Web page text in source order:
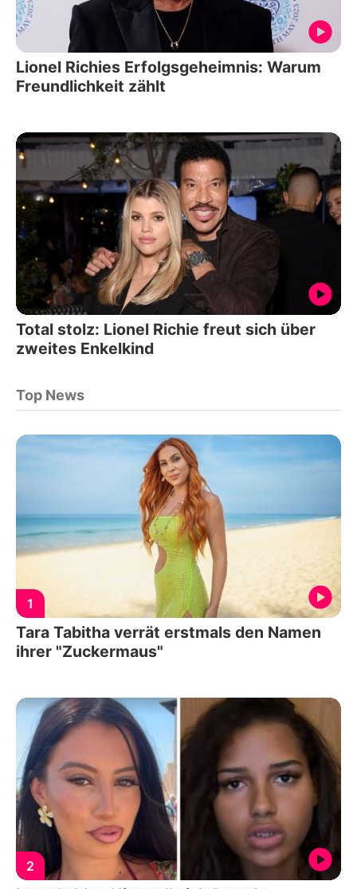
Lionel Richies Erfolgsgeheimnis: Warum
Freundlichkeit zählt
Total stolz: Lionel Richie freut sich über
zweites Enkelkind
Top News
1
Tara Tabitha verrät erstmals den Namen
ihrer "Zuckermaus"
2